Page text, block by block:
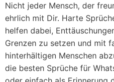
Nicht jeder Mensch, der
ehrlich mit Dir. Harte
helfen dabei,
Grenzen zu setzen und mit
hinterhältigen Menschen
die besten Sprüche für